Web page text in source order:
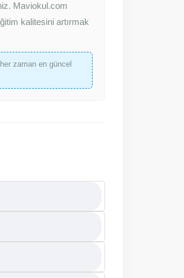
Maviokul.com
kalitesini artırmak
zaman en güncel